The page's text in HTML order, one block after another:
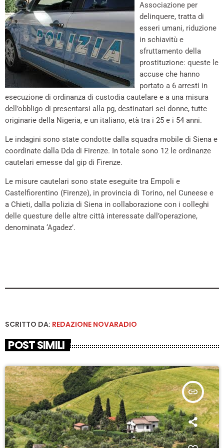
Associazione per
delinquere, tratta di
esseri umani, riduzione
in schiavitù e
sfruttamento della
prostituzione: queste le
accuse che hanno
portato a 6 arresti in
esecuzione di ordinanza di custodia cautelare e a una misura
dell’obbligo di presentarsi alla pg, destinatari sei donne, tutte
originarie della Nigeria, e un italiano, età tra i 25 e i 54 anni.
Le indagini sono state condotte dalla squadra mobile di Siena e
coordinate dalla Dda di Firenze. In totale sono 12 le ordinanze
cautelari emesse dal gip di Firenze.
Le misure cautelari sono state eseguite tra Empoli e
Castelfiorentino (Firenze), in provincia di Torino, nel Cuneese e
a Chieti, dalla polizia di Siena in collaborazione con i colleghi
delle questure delle altre città interessate dall’operazione,
denominata ‘Agadez’.
SCRITTO DA: REDAZIONE NOVARADIO
POST SIMILI
insert_link